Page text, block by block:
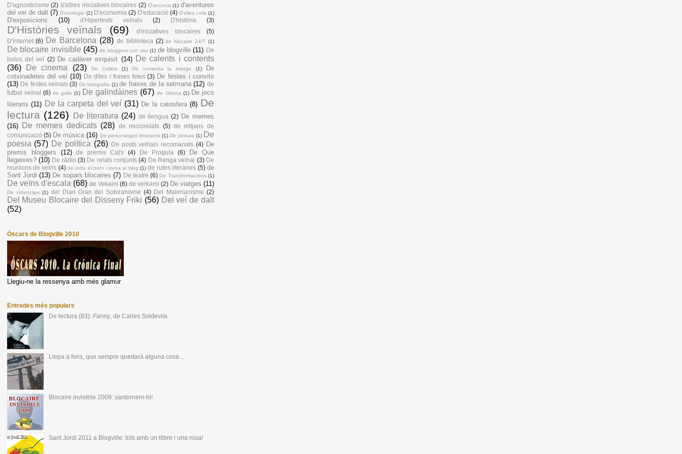
D'agnosticisme (2) d'altres iniciatives blocaires (2) D'anuncis (1) d'aventures
del vei de dalt (7) D'ecologia (1) D'economia (2) D'educació (4) D'elles i ells (1)
D'exposicions (10) d'Hipertexts veïnals (2) D'història (3)
D'Històries veïnals (69) d'iniciatives blocaires
(5)
D'internet (6) De Barcelona (28) de biblioteca (2) de blocaire 24/7 (1)
De blocaire invisible (45) de bloggers con voz (1) de blogville (11) De
bolos del veí (2) De cadàver exquisit (14)
De calents i contents
(36)
De cinema (23) De Collins (1) De comenta la imatge (1)
De
cotxinadetes del veí (10) De dites i frases fetes (3) De festes i convits
(13) De festes veïnals (3) De fotografia (1) de frases de la setmana (12) de
futbol veïnal (6) de galin (1) De galindàines (67) de Girona (1) De jocs
literaris (11) De la carpeta del veí (31) De la catosfera (8) De
lectura (126) De literatura (24) de llengua (2) De memes
(16)
De memes dedicats (28) de microrelats (5) de mitjans de
comunicació (5) De música (16) De personatges itinerants (1) De pintura (1) De
poesia (57) De política (26) De posts veïnals recomanats (4) De
premis bloggers
(12) de premis Cat's (4) De Progula (6)
De Que
llegeixes? (10) De ràdio (3) De relats conjunts (4) De Renga veïnal (3) De
reunions de veïns (4) de roda el born i torna al blog (1) de rutes literàries (5) de
Sant Jordi (13) De sopars blocaires (7) De teatre (6) De Transformacions (1)
De veïns d'escala (68) de Vekami (6) de verkami (2) De viatges (11)
De vídeoclips (1) del Diari Gran del Sobiranisme (4) Del Malerianisme (2)
Del Museu Blocaire del Disseny Friki (56) Del veí de dalt
(52)
Òscars de Blogville 2010
Llegiu-ne la ressenya amb més glamur
Entrades més populars
De lectura (83): Fanny, de Carles Soldevila
Llepa a fons, que sempre quedarà alguna cosa...
Blocaire invisible 2009: santornem-hi!
Sant Jordi 2011 a Blogville: tots amb un llibre i una rosa!